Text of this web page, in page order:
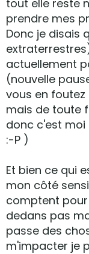
tout elle reste
prendre mes
Donc je disais
actuellement
(nouvelle
vous en
mais de toute
donc c'est
:-P )
Et bien ce qui
mon côté
comptent
dedans pas
passe des
m'impacter je